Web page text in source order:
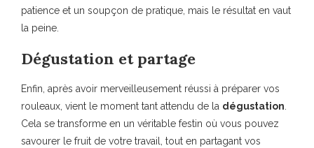
patience et un soupçon de pratique, mais le résultat en vaut
la peine.
Dégustation et partage
Enfin, après avoir merveilleusement réussi à préparer vos
rouleaux, vient le moment tant attendu de la dégustation.
Cela se transforme en un véritable festin où vous pouvez
savourer le fruit de votre travail, tout en partagant vos